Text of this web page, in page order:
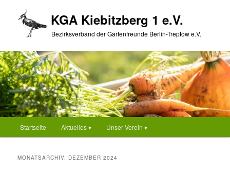
primären
sekundären
KGA Kiebitzberg 1 e.V.
Bezirksverband der Gartenfreunde Berlin-Treptow e.V.
Startseite Aktuelles ▾ Unser Verein ▾
MONATSARCHIV: DEZEMBER 2024